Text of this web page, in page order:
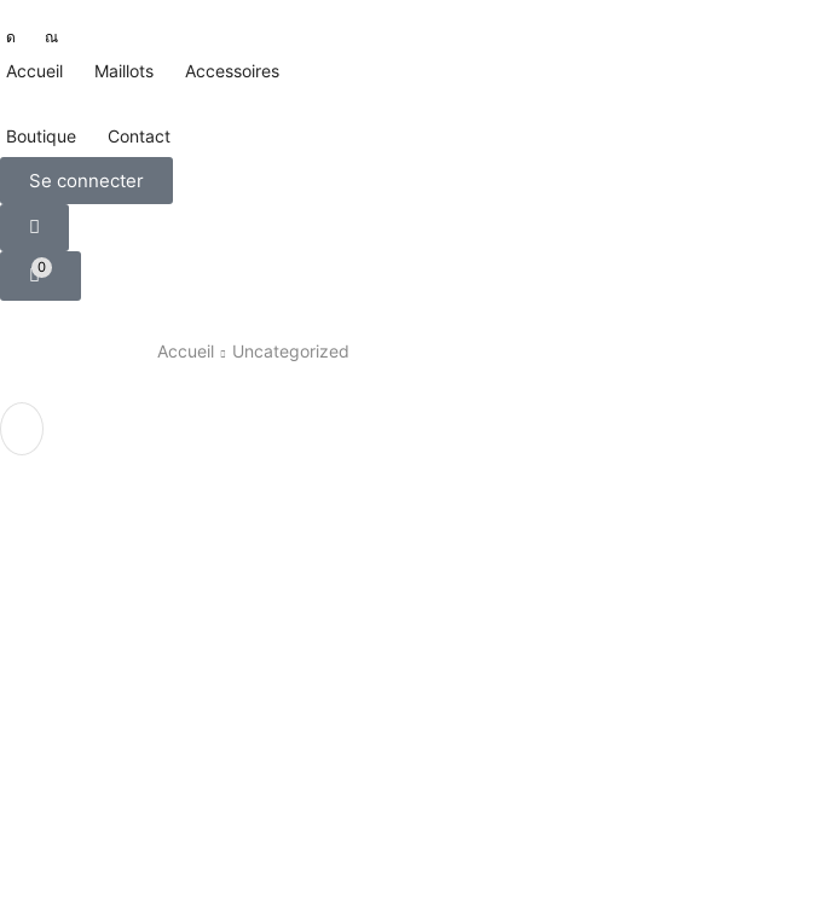
Accueil Maillots Accessoires
Boutique Contact
Se connecter
0
Accueil Uncategorized